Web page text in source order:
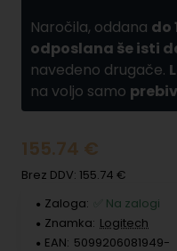
Naročila, oddana do
odposlana še isti
navedeno drugače.
na voljo samo
155.74 €
Brez DDV: 155.74 €
Zaloga:
✅ Na zalogi
Znamka: Logitech
EAN: 5099206081949-